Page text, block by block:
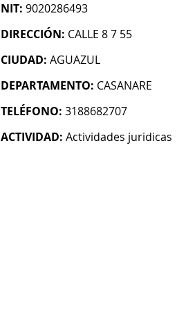
NIT: 9020286493
DIRECCIÓN: CALLE 8 7 55
CIUDAD: AGUAZUL
DEPARTAMENTO: CASANARE
TELÉFONO: 3188682707
ACTIVIDAD: Actividades juridicas